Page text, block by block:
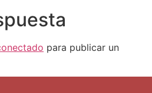
para publicar un